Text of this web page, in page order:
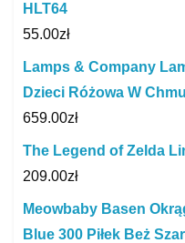
HLT64
55.00zł
Lamps & Company
Dzieci Różowa W
659.00zł
The Legend of Zelda
209.00zł
Meowbaby Basen
Blue 300 Piłek Beż